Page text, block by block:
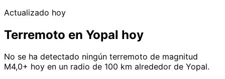
Actualizado hoy
Terremoto en Yopal hoy
No se ha detectado ningún terremoto de magnitud
M4,0+ hoy en un radio de 100 km alrededor de Yopal.